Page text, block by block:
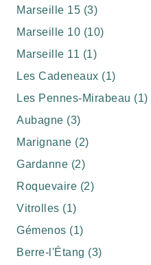
Marseille 15 (3)
Marseille 10 (10)
Marseille 11 (1)
Les Cadeneaux (1)
Les Pennes-Mirabeau (1)
Aubagne (3)
Marignane (2)
Gardanne (2)
Roquevaire (2)
Vitrolles (1)
Gémenos (1)
Berre-l'Étang (3)